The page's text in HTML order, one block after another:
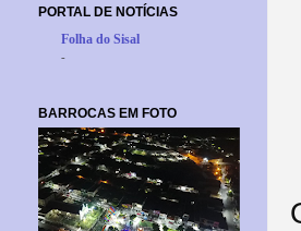
PORTAL DE NOTÍCIAS
Folha do Sisal
-
BARROCAS EM FOTO